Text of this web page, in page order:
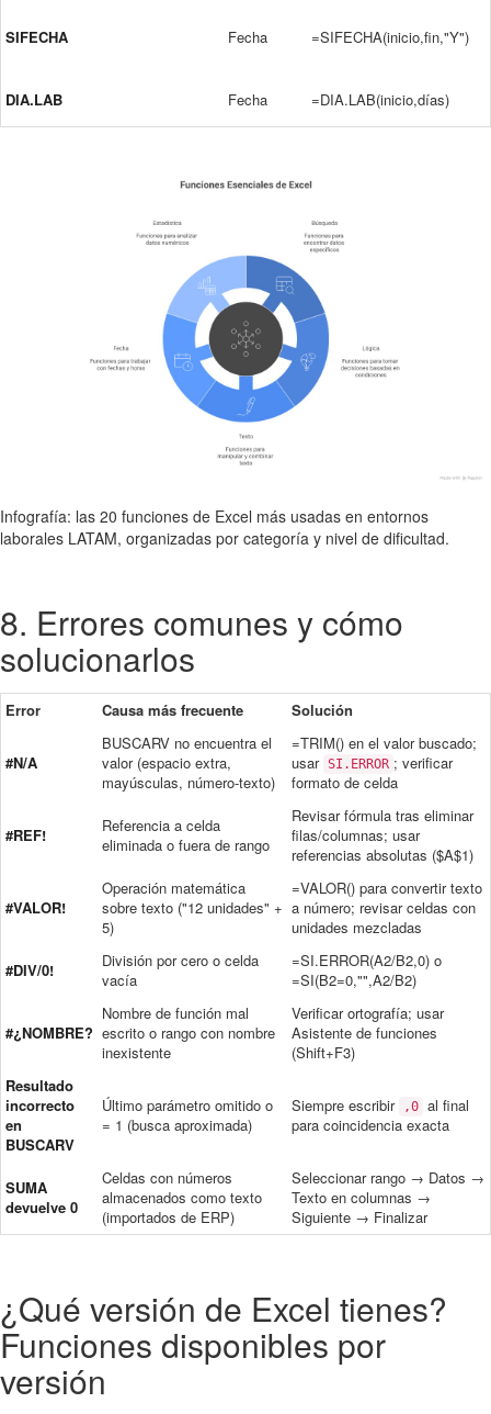
SIFECHA Fecha =SIFECHA(inicio,fin,"Y")
DIA.LAB Fecha =DIA.LAB(inicio,días)
Infografía: las 20 funciones de Excel más usadas en entornos
laborales LATAM, organizadas por categoría y nivel de dificultad.
8. Errores comunes y cómo
solucionarlos
Error Causa más frecuente Solución
#N/A
BUSCARV no encuentra el
valor (espacio extra,
mayúsculas, número-texto)
=TRIM() en el valor buscado;
usar SI.ERROR ; verificar
formato de celda
#REF!
Referencia a celda
eliminada o fuera de rango
Revisar fórmula tras eliminar
filas/columnas; usar
referencias absolutas ($A$1)
#VALOR!
Operación matemática
sobre texto ("12 unidades" +
5)
=VALOR() para convertir texto
a número; revisar celdas con
unidades mezcladas
#DIV/0!
División por cero o celda
vacía
=SI.ERROR(A2/B2,0) o
=SI(B2=0,"",A2/B2)
#¿NOMBRE?
Nombre de función mal
escrito o rango con nombre
inexistente
Verificar ortografía; usar
Asistente de funciones
(Shift+F3)
Resultado
incorrecto
en
BUSCARV
Último parámetro omitido o
= 1 (busca aproximada)
Siempre escribir ,0 al final
para coincidencia exacta
SUMA
devuelve 0
Celdas con números
almacenados como texto
(importados de ERP)
Seleccionar rango → Datos →
Texto en columnas →
Siguiente → Finalizar
¿Qué versión de Excel tienes?
Funciones disponibles por
versión